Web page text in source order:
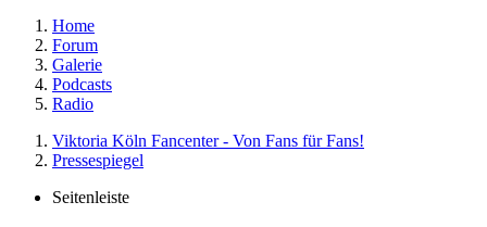
Home
Forum
Galerie
Podcasts
Radio
Viktoria Köln Fancenter - Von Fans für Fans!
Pressespiegel
Seitenleiste